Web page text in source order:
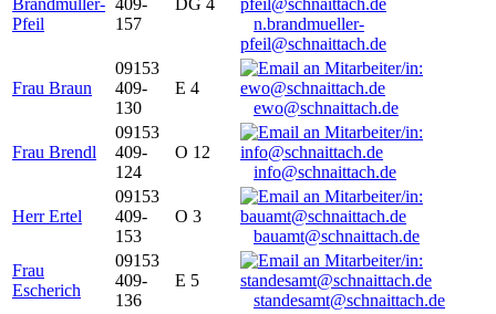
Brandmüller-
Pfeil
409-
157
DG 4
n.brandmueller-
pfeil@schnaittach.de
Frau Braun
09153
409-
130
E 4
ewo@schnaittach.de
Frau Brendl
09153
409-
124
O 12
info@schnaittach.de
Herr Ertel
09153
409-
153
O 3
bauamt@schnaittach.de
Frau
Escherich
09153
409-
136
E 5
standesamt@schnaittach.de